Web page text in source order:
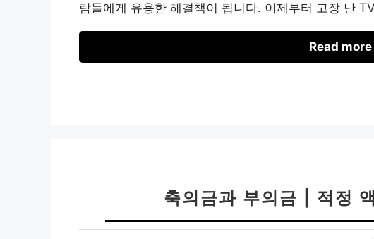
람들에게 유용한 해결책이 됩니다. 이제부터 고장 난
Read more
축의금과 부의금 | 적정